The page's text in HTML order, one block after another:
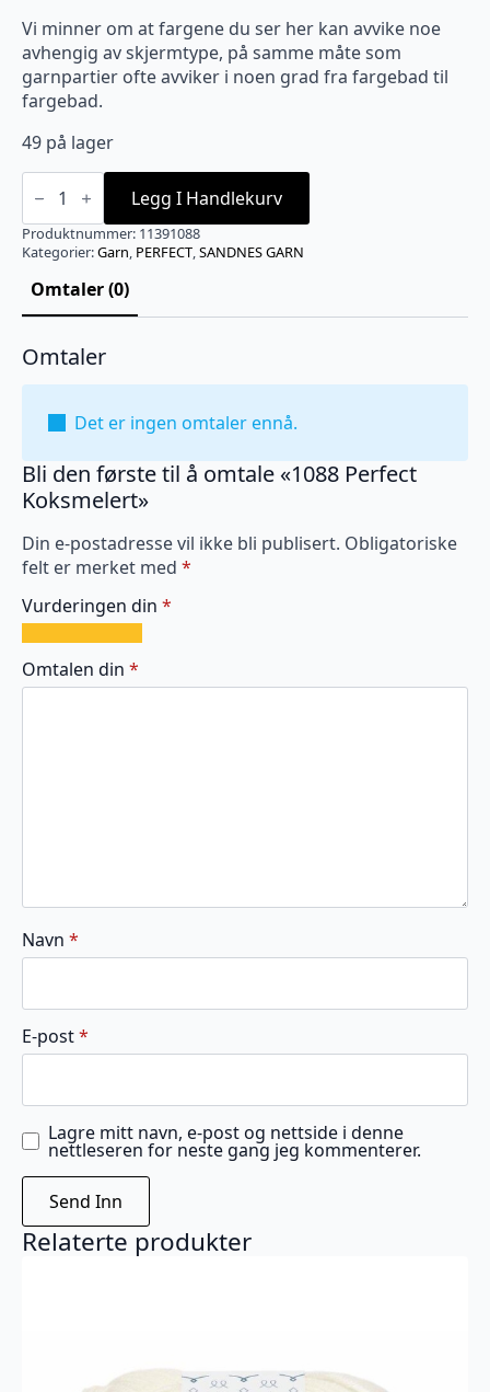
Vi minner om at fargene du ser her kan avvike noe
avhengig av skjermtype, på samme måte som
garnpartier ofte avviker i noen grad fra fargebad til
fargebad.
49 på lager
1088
Perfect
antall
Legg I Handlekurv
Produktnummer: 11391088
Kategorier:Garn, PERFECT,SANDNES GARN
Omtaler (0)
Omtaler
Det er ingen omtaler ennå.
Bli den første til å omtale «1088 Perfect
Koksmelert»
Din e-postadresse vil ikke bli publisert. Obligatoriske
felt er merket med *
Vurderingen din *
av
5
av
5
av
5
av
5
av
5
Omtalen din *
Navn *
E-post*
Lagre mitt navn, e-post og nettside i denne
nettleseren for neste gang jeg kommenterer.
Relaterte produkter